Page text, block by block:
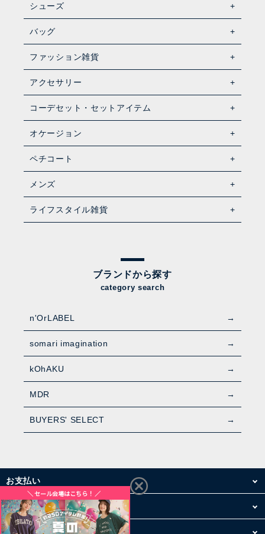
シューズ
バッグ
ファッション雑貨
アクセサリー
コーデセット・セットアイテム
オケージョン
ペチコート
メンズ
ライフスタイル雑貨
ブランドから探す
category search
n'OrLABEL
somari imagination
kOhAKU
MDR
BUYERS' SELECT
お支払い
配送・送料
お買い物について